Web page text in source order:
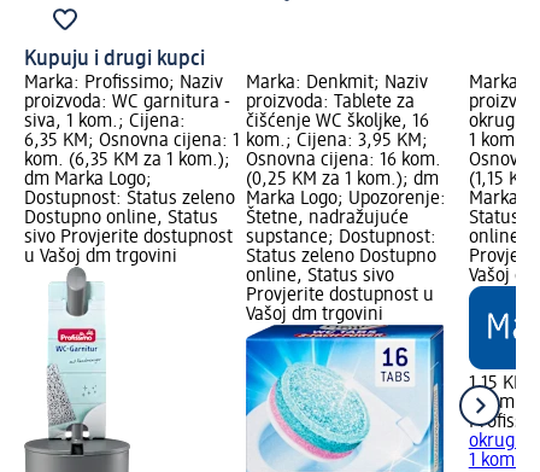
Kupuju i drugi kupci
Marka: Profissimo; Naziv
proizvoda: WC garnitura -
siva, 1 kom.; Cijena:
6,35 KM; Osnovna cijena: 1
kom. (6,35 KM za 1 kom.);
dm Marka Logo;
Dostupnost: Status zeleno
Dostupno online, Status
sivo Provjerite dostupnost
u Vašoj dm trgovini
Marka: Denkmit; Naziv
proizvoda: Tablete za
čišćenje WC školjke, 16
kom.; Cijena: 3,95 KM;
Osnovna cijena: 16 kom.
(0,25 KM za 1 kom.); dm
Marka Logo; Upozorenje:
Štetne, nadražujuće
supstance; Dostupnost:
Status zeleno Dostupno
online, Status sivo
Provjerite dostupnost u
Vašoj dm trgovini
Marka:
1 kom.;
(1,15
Marka
Status
online,
Vašoj
1,15 KM
1 kom.
1 kom.